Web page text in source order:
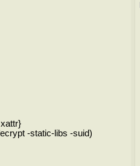
-static-libs -suid)